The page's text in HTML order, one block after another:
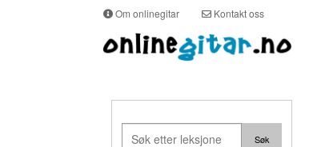
Om onlinegitar Kontakt oss